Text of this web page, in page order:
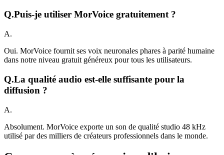
Q.Puis-je utiliser MorVoice gratuitement ?
A.
Oui. MorVoice fournit ses voix neuronales phares à parité humaine
dans notre niveau gratuit généreux pour tous les utilisateurs.
Q.La qualité audio est-elle suffisante pour la
diffusion ?
A.
Absolument. MorVoice exporte un son de qualité studio 48 kHz
utilisé par des milliers de créateurs professionnels dans le monde.